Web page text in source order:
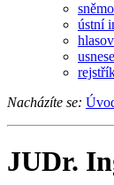
ústní
Nacházíte se:
JUDr.